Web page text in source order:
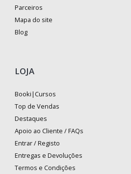
Parceiros
Mapa do site
Blog
LOJA
Booki|Cursos
Top de Vendas
Destaques
Apoio ao Cliente / FAQs
Entrar / Registo
Entregas e Devoluções
Termos e Condições